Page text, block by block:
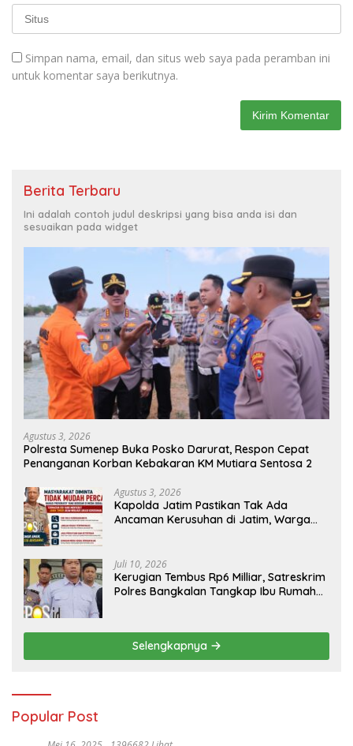
Simpan nama, email, dan situs web saya pada peramban ini
untuk komentar saya berikutnya.
Berita Terbaru
Ini adalah contoh judul deskripsi yang bisa anda isi dan
sesuaikan pada widget
Agustus 3, 2026
Polresta Sumenep Buka Posko Darurat, Respon Cepat
Penanganan Korban Kebakaran KM Mutiara Sentosa 2
Agustus 3, 2026
Kapolda Jatim Pastikan Tak Ada
Ancaman Kerusuhan di Jatim, Warga
Juli 10, 2026
Kerugian Tembus Rp6 Milliar, Satreskrim
Polres Bangkalan Tangkap Ibu Rumah
Selengkapnya
Popular Post